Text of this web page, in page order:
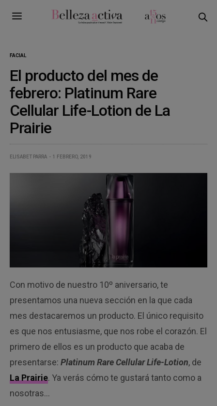
FACIAL
El producto del mes de
febrero: Platinum Rare
Cellular Life-Lotion de La
Prairie
ELISABET PARRA 1 FEBRERO, 2019
Con motivo de nuestro 10º aniversario, te
presentamos una nueva sección en la que cada
mes destacaremos un producto. El único requisito
es que nos entusiasme, que nos robe el corazón. El
primero de ellos es un producto que acaba de
presentarse:Platinum Rare Cellular Life-Lotion, de
La Prairie. Ya verás cómo te gustará tanto como a
nosotras…